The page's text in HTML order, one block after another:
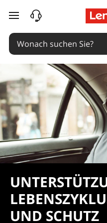
W
a
r
a
n
t
y
zum Hauptinhalt springen
UND SCHUTZ